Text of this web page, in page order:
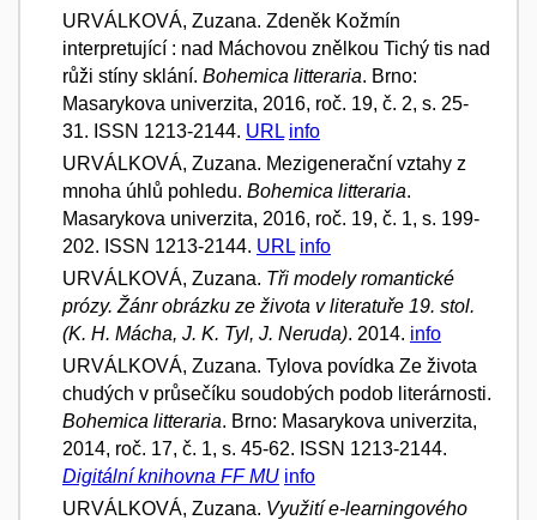
URVÁLKOVÁ, Zuzana. Zdeněk Kožmín
interpretující : nad Máchovou znělkou Tichý tis nad
růži stíny sklání. Bohemica litteraria. Brno:
Masarykova univerzita, 2016, roč. 19, č. 2, s. 25-
31. ISSN 1213-2144. URL info
URVÁLKOVÁ, Zuzana. Mezigenerační vztahy z
mnoha úhlů pohledu. Bohemica litteraria.
Masarykova univerzita, 2016, roč. 19, č. 1, s. 199-
202. ISSN 1213-2144. URL info
URVÁLKOVÁ, Zuzana. Tři modely romantické
prózy. Žánr obrázku ze života v literatuře 19. stol.
(K. H. Mácha, J. K. Tyl, J. Neruda). 2014. info
URVÁLKOVÁ, Zuzana. Tylova povídka Ze života
chudých v průsečíku soudobých podob literárnosti.
Bohemica litteraria. Brno: Masarykova univerzita,
2014, roč. 17, č. 1, s. 45-62. ISSN 1213-2144.
Digitální knihovna FF MU info
URVÁLKOVÁ, Zuzana. Využití e-learningového